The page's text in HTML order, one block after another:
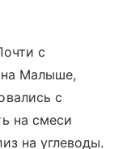
с
Малыше,
с
на смеси
на углеводы.